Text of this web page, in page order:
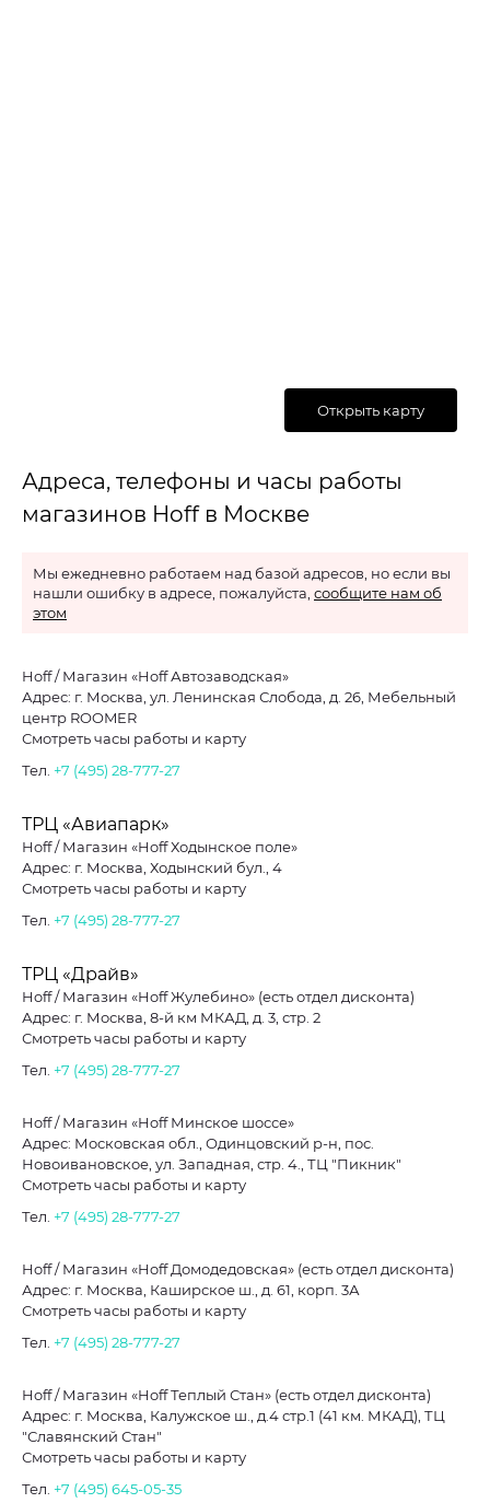
Открыть карту
Адреса, телефоны и часы работы
магазинов Hoff в Москве
Мы ежедневно работаем над базой адресов, но если вы
нашли ошибку в адресе, пожалуйста, сообщите нам об
этом
Hoff / Магазин «Hoff Автозаводская»
Адрес: г. Москва, ул. Ленинская Слобода, д. 26, Мебельный
центр ROOMER
Смотреть часы работы и карту
Тел. +7 (495) 28-777-27
ТРЦ «Авиапарк»
Hoff / Магазин «Hoff Ходынское поле»
Адрес: г. Москва, Ходынский бул., 4
Смотреть часы работы и карту
Тел. +7 (495) 28-777-27
ТРЦ «Драйв»
Hoff / Магазин «Hoff Жулебино» (есть отдел дисконта)
Адрес: г. Москва, 8-й км МКАД, д. 3, стр. 2
Смотреть часы работы и карту
Тел. +7 (495) 28-777-27
Hoff / Магазин «Hoff Минское шоссе»
Адрес: Московская обл., Одинцовский р-н, пос.
Новоивановское, ул. Западная, стр. 4., ТЦ "Пикник"
Смотреть часы работы и карту
Тел. +7 (495) 28-777-27
Hoff / Магазин «Hoff Домодедовская» (есть отдел дисконта)
Адрес: г. Москва, Каширское ш., д. 61, корп. 3А
Смотреть часы работы и карту
Тел. +7 (495) 28-777-27
Hoff / Магазин «Hoff Теплый Стан» (есть отдел дисконта)
Адрес: г. Москва, Калужское ш., д.4 стр.1 (41 км. МКАД), ТЦ
"Славянский Стан"
Смотреть часы работы и карту
Тел. +7 (495) 645-05-35